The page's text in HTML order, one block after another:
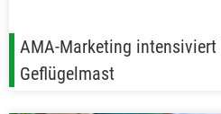
AMA-Marketing
Geflügelmast